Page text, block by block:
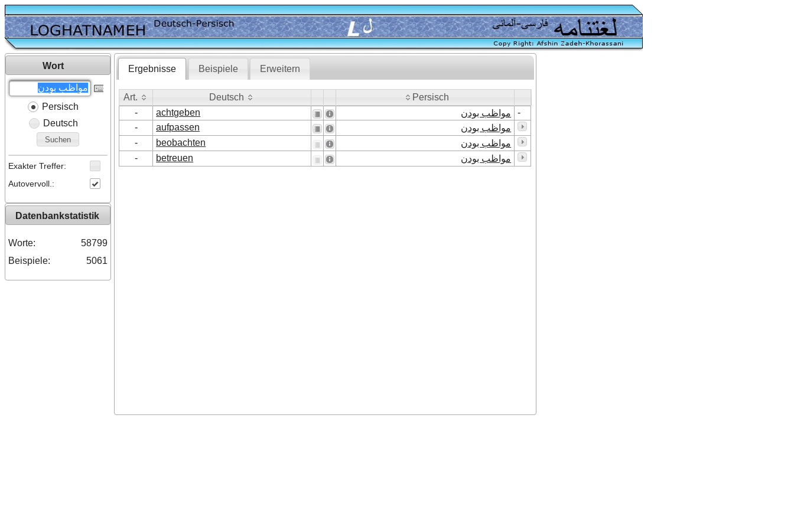
Wort
Persisch
Deutsch
Suchen
Exakter Treffer:
Autovervoll.:
Datenbankstatistik
Worte:
58799
Beispiele:
5061
Ergebnisse Beispiele Erweitern
Art. Deutsch
Persisch
Art.
- achtgeben مواظب بودن
-
-
aufpassen
مواظب بودن
-
beobachten
مواظب بودن
-
betreuen مواظب بودن